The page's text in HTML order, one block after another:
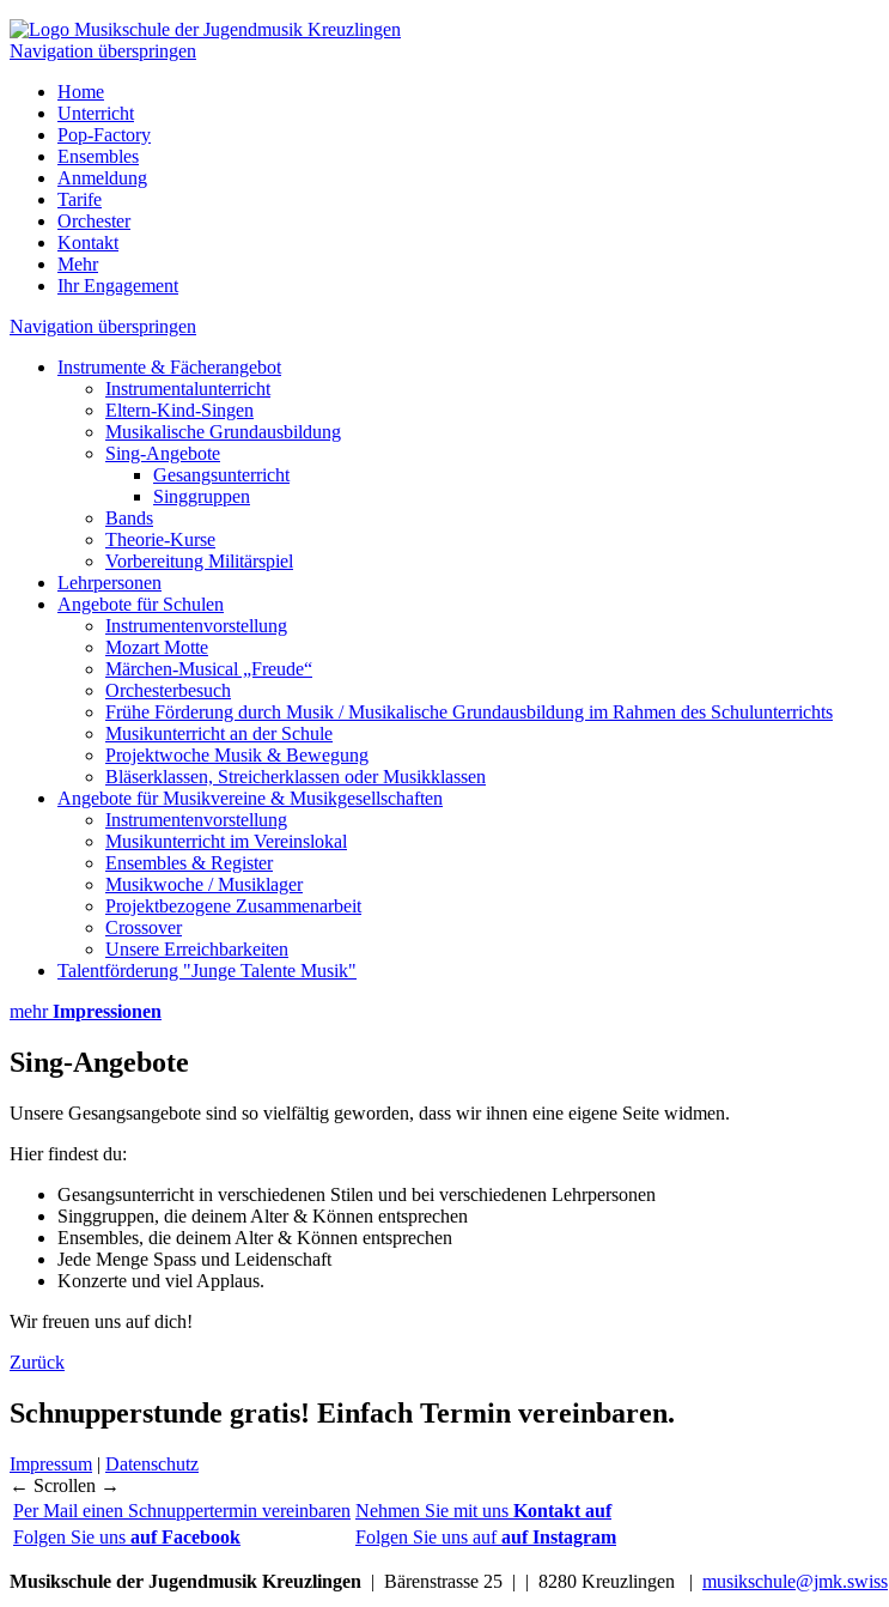
Navigation überspringen
Home
Unterricht
Pop-Factory
Ensembles
Anmeldung
Tarife
Orchester
Kontakt
Mehr
Ihr Engagement
Navigation überspringen
Instrumente & Fächerangebot
Instrumentalunterricht
Eltern-Kind-Singen
Musikalische Grundausbildung
Sing-Angebote
Gesangsunterricht
Singgruppen
Bands
Theorie-Kurse
Vorbereitung Militärspiel
Lehrpersonen
Angebote für Schulen
Instrumentenvorstellung
Mozart Motte
Märchen-Musical „Freude“
Orchesterbesuch
Frühe Förderung durch Musik / Musikalische Grundausbildung im Rahmen des Schulunterrichts
Musikunterricht an der Schule
Projektwoche Musik & Bewegung
Bläserklassen, Streicherklassen oder Musikklassen
Angebote für Musikvereine & Musikgesellschaften
Instrumentenvorstellung
Musikunterricht im Vereinslokal
Ensembles & Register
Musikwoche / Musiklager
Projektbezogene Zusammenarbeit
Crossover
Unsere Erreichbarkeiten
Talentförderung "Junge Talente Musik"
mehrImpressionen
Sing-Angebote
Unsere Gesangsangebote sind so vielfältig geworden, dass wir ihnen eine eigene Seite widmen.
Hier findest du:
Gesangsunterricht in verschiedenen Stilen und bei verschiedenen Lehrpersonen
Singgruppen, die deinem Alter & Können entsprechen
Ensembles, die deinem Alter & Können entsprechen
Jede Menge Spass und Leidenschaft
Konzerte und viel Applaus.
Wir freuen uns auf dich!
Zurück
Schnupperstunde gratis! Einfach Termin vereinbaren.
Impressum | Datenschutz
← Scrollen →
Per Mail einen Schnuppertermin vereinbaren Nehmen Sie mit uns Kontakt auf
Folgen Sie uns auf Facebook Folgen Sie uns aufauf Instagram
Musikschule der Jugendmusik Kreuzlingen | Bärenstrasse 25 | | 8280 Kreuzlingen | musikschule@jmk.swiss